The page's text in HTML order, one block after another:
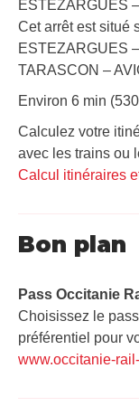
ESTÉZARGUES
Cet arrêt est situé
ESTEZARGUES
TARASCON –
Environ 6 min
Calculez votre
avec les trains ou
Calcul itinéraires
Bon plan
Pass Occitanie
Choisissez le
préférentiel pour
www.occitanie-